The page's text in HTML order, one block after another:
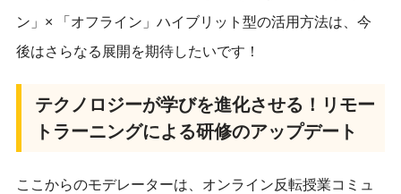
ン」× 「オフライン」ハイブリット型の活用方法は、今
後はさらなる展開を期待したいです！
テクノロジーが学びを進化させる！リモー
トラーニングによる研修のアップデート
ここからのモデレーターは、オンライン反転授業コミュ